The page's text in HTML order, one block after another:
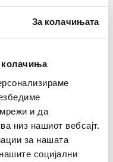
За колачињата
колачиња
мрежи и да
низ нашиот вебсајт.
за нашата
социјални